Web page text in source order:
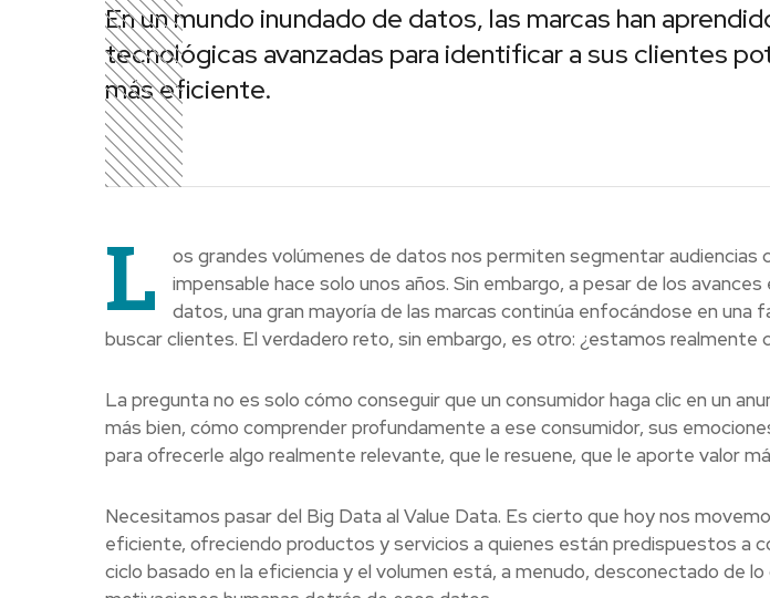
En un mundo inundado de datos, las marcas han
tecnológicas avanzadas para identificar a sus clientes
más eficiente.
L
os grandes volúmenes de datos nos permiten segmentar audiencias
impensable hace solo unos años. Sin embargo, a pesar de los avances
datos, una gran mayoría de las marcas continúa enfocándose en una
buscar clientes. El verdadero reto, sin embargo, es otro: ¿estamos realmente
La pregunta no es solo cómo conseguir que un consumidor haga clic en un
más bien, cómo comprender profundamente a ese consumidor, sus
para ofrecerle algo realmente relevante, que le resuene, que le aporte valor
Necesitamos pasar del Big Data al Value Data. Es cierto que hoy nos
eficiente, ofreciendo productos y servicios a quienes están predispuestos a
ciclo basado en la eficiencia y el volumen está, a menudo, desconectado de